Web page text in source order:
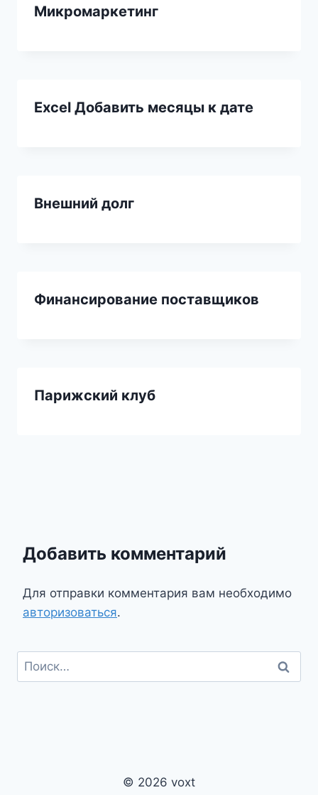
Микромаркетинг
Excel Добавить месяцы к дате
Внешний долг
Финансирование поставщиков
Парижский клуб
Добавить комментарий
Для отправки комментария вам необходимо
авторизоваться.
Найти:
© 2026 voxt